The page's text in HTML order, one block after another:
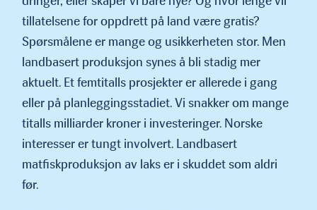
tillatelsene for oppdrett på land være gratis?
Spørsmålene er mange og usik­kerheten stor. Men
landbasert produksjon synes å bli stadig mer
aktuelt. Et femtitalls prosjekter er allerede i gang
eller på planleggingsstadiet. Vi snakker om mange
titalls milliarder kroner i investeringer. Norske
interesser er tungt involvert. Landbasert
matfiskproduksjon av laks er i skuddet som aldri
før.